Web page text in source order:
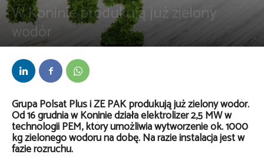
W Koninie produkują już zielony
wodór
Przez Anna Lenartowska-
Grupa Polsat Plus i ZE PAK produkują już zielony wodór.
Od 16 grudnia w Koninie działa elektrolizer 2,5 MW w
technologii PEM, który umożliwia wytworzenie ok. 1000
kg zielonego wodoru na dobę. Na razie instalacja jest w
fazie rozruchu.